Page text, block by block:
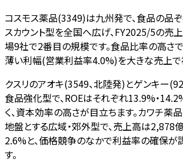
コスモス薬品(3349)は九州発で、食品の品ぞ
スカウント型を全国へ広げ、FY2025/5の売
場9社で2番目の規模です。食品比率の高さ
薄い利幅(営業利益率4.0%)を大きな売上で
クスリのアオキ(3549、北陸発)とゲンキー
食品強化型で、ROEはそれぞれ13.9%・
く、資本効率の高さが目立ちます。カワチ
地盤とする広域・郊外型で、売上高は2,878
2.6%と、価格競争のなかで利益率の確保が
す。